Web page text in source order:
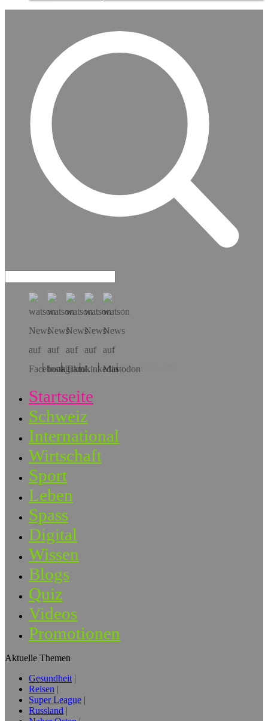
Hol dir die App!
Startseite
Schweiz
International
Wirtschaft
Sport
Leben
Spass
Digital
Wissen
Blogs
Quiz
Videos
Promotionen
Aktuelle Themen
Gesundheit
Reisen
Super League
Russland